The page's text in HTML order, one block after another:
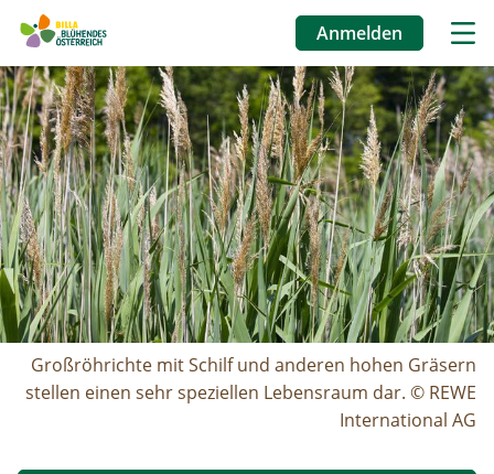
Direkt
zum
Inhalt
Benutzermenü
Anmelden
Image
Großröhrichte mit Schilf und anderen hohen Gräsern
stellen einen sehr speziellen Lebensraum dar. © REWE
International AG